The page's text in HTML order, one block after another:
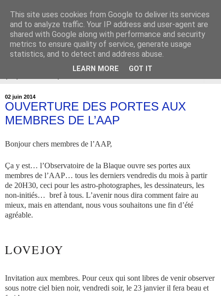
Association Astronomie en
Provence
02 juin 2014
OUVERTURE DES PORTES AUX
MEMBRES DE L’AAP
Bonjour chers membres de l’AAP,
Ça y est… l’Observatoire de la Blaque ouvre ses portes aux
membres de l’AAP… tous les derniers vendredis du mois à partir
de 20H30, ceci pour les astro-photographes, les dessinateurs, les
non-initiés… bref à tous. L’avenir nous dira comment faire au
mieux, mais en attendant, nous vous souhaitons une fin d’été
agréable.
LOVEJOY
Invitation aux membres. Pour ceux qui sont libres de venir observer
sous notre ciel bien noir, vendredi soir, le 23 janvier il fera beau et
This site uses cookies from Google to deliver its services
and to analyze traffic. Your IP address and user-agent are
shared with Google along with performance and security
metrics to ensure quality of service, generate usage
statistics, and to detect and address abuse.
LEARN MORE GOT IT